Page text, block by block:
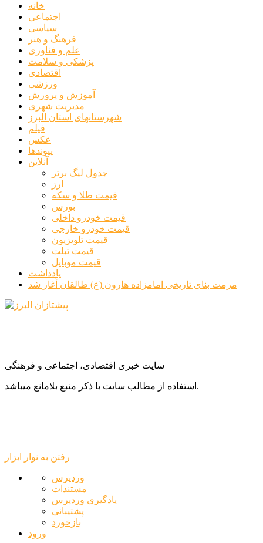
خانه
اجتماعی
سیاسی
فرهنگ و هنر
علم و فناوری
پزشکی و سلامت
اقتصادی
ورزشی
آموزش و پرورش
مدیریت شهری
شهرستانهای استان البرز
فیلم
عکس
پیوندها
آنلاین
جدول لیگ برتر
ارز
قیمت طلا و سکه
بورس
قیمت خودرو داخلی
قیمت خودرو خارجی
قیمت تلویزیون
قیمت تبلت
قیمت موبایل
یادداشت
مرمت بنای تاریخی امامزاده هارون (ع) طالقان آغاز شد
سایت خبری اقتصادی، اجتماعی و فرهنگی
استفاده از مطالب سایت با ذکر منبع بلامانع میباشد.
رفتن به نوار ابزار
درباره
وردپرس
وردپرس
مستندات
یادگیری وردپرس
پشتیبانی
بازخورد
ورود